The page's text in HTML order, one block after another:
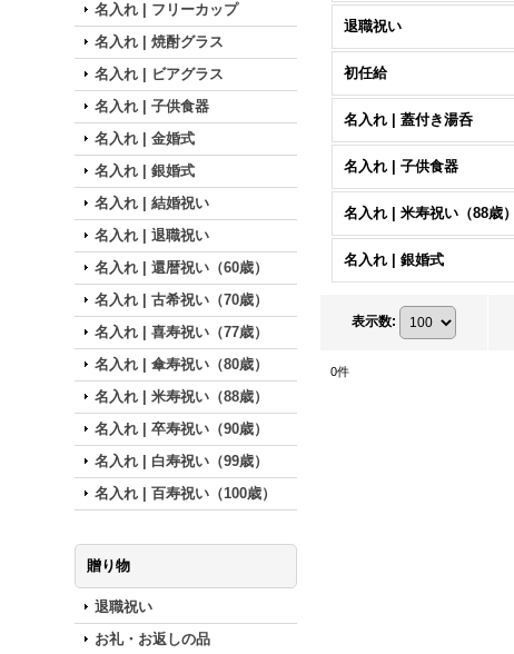
名入れ | フリーカップ
名入れ | 焼酎グラス
名入れ | ビアグラス
名入れ | 子供食器
名入れ | 金婚式
名入れ | 銀婚式
名入れ | 結婚祝い
名入れ | 退職祝い
名入れ | 還暦祝い（60歳）
名入れ | 古希祝い（70歳）
名入れ | 喜寿祝い（77歳）
名入れ | 傘寿祝い（80歳）
名入れ | 米寿祝い（88歳）
名入れ | 卒寿祝い（90歳）
名入れ | 白寿祝い（99歳）
名入れ | 百寿祝い（100歳）
贈り物
退職祝い
お礼・お返しの品
退職祝い
初任給
名入れ | 蓋付き湯呑
名入れ | 子供食器
名入れ | 米寿祝い（88歳）
名入れ | 銀婚式
表示数:
0件